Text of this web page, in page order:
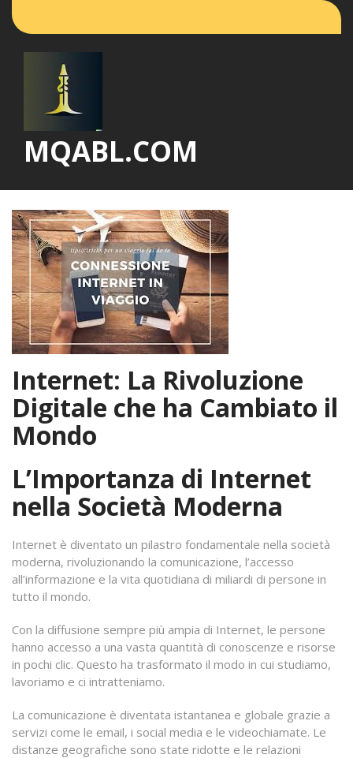
MQABL.COM
Internet: La Rivoluzione
Digitale che ha Cambiato il
Mondo
L’Importanza di Internet
nella Società Moderna
Internet è diventato un pilastro fondamentale nella società
moderna, rivoluzionando la comunicazione, l’accesso
all’informazione e la vita quotidiana di miliardi di persone in
tutto il mondo.
Con la diffusione sempre più ampia di Internet, le persone
hanno accesso a una vasta quantità di conoscenze e risorse
in pochi clic. Questo ha trasformato il modo in cui studiamo,
lavoriamo e ci intratteniamo.
La comunicazione è diventata istantanea e globale grazie a
servizi come le email, i social media e le videochiamate. Le
distanze geografiche sono state ridotte e le relazioni